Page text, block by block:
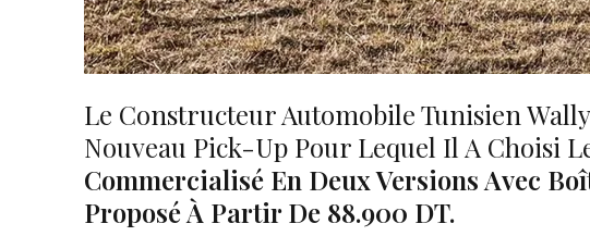
Le Constructeur Automobile Tunisien
Nouveau Pick-Up Pour Lequel Il A Choisi
Commercialisé En Deux Versions Avec
Proposé À Partir De 88.900 DT.